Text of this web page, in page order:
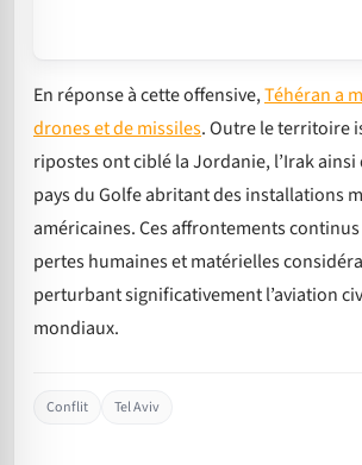
En réponse à cette offensive,Téhéran a
drones et de missiles. Outre le territoire
ripostes ont ciblé la Jordanie, l’Irak
pays du Golfe abritant des installations
américaines. Ces affrontements
pertes humaines et matérielles
perturbant significativement l’aviation
mondiaux.
Conflit Tel Aviv